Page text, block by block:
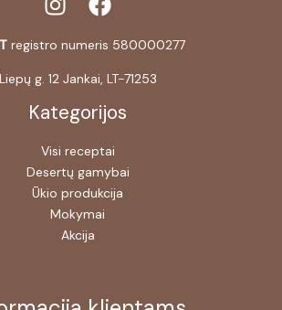
registro numeris 580000277
Liepų g. 12 Jankai, LT-71253
Kategorijos
Visi receptai
Desertų gamybai
Ūkio produkcija
Mokymai
Akcija